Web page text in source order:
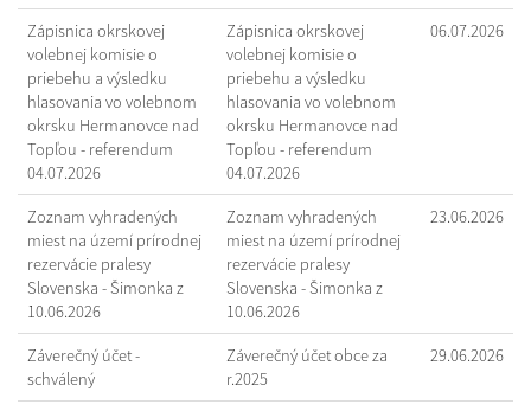
Zápisnica okrskovej
volebnej komisie o
priebehu a výsledku
hlasovania vo volebnom
okrsku Hermanovce nad
Topľou - referendum
04.07.2026
Zápisnica okrskovej
volebnej komisie o
priebehu a výsledku
hlasovania vo volebnom
okrsku Hermanovce nad
Topľou - referendum
04.07.2026
06.07.2026
Zoznam vyhradených
miest na území prírodnej
rezervácie pralesy
Slovenska - Šimonka z
10.06.2026
Zoznam vyhradených
miest na území prírodnej
rezervácie pralesy
Slovenska - Šimonka z
10.06.2026
23.06.2026
Záverečný účet -
schválený
Záverečný účet obce za
r.2025
29.06.2026